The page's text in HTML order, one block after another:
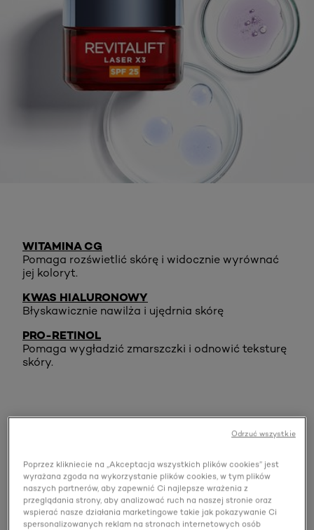
WITAMINA CG
Pomaga rozświetlić skórę i widocznie wyrównać
jej koloryt.
KWAS HIALURONOWY
Błyskawicznie nawilża i ujędrnia skórę
PRO-RETINOL
Pomaga wygładzić zmarszczki i odnowić teksturę
skóry.
4 powody, dla których
warto przetestowaćRevitalift
Poprzez klikniecie na „Akceptacja wszystkich plików cookies” jest
wyrażana zgoda na wykorzystanie plików cookies, w tym plików
naszych partnerów, aby zapewnić Ci najlepsze wrażenia z
przeglądania strony, aby analizować ruch na naszej stronie oraz
wspierać nasze działania marketingowe takie jak pokazywanie Ci
spersonalizowanych reklam na stronach internetowych osób
Odrzuć wszystkie